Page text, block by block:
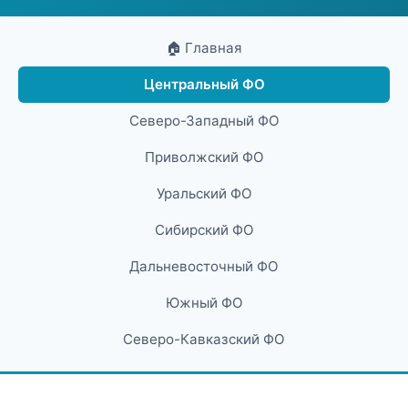
🏠 Главная
Центральный ФО
Северо-Западный ФО
Приволжский ФО
Уральский ФО
Сибирский ФО
Дальневосточный ФО
Южный ФО
Северо-Кавказский ФО